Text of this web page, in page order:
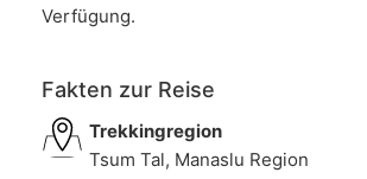
Verfügung.
Fakten zur Reise
Trekkingregion
Tsum Tal, Manaslu Region